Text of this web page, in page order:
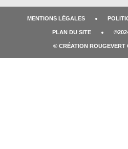
MENTIONS LÉGALES
PLAN DU SITE
© CRÉATION ROUGEVERT